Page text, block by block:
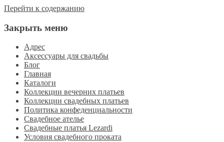
Перейти к содержанию
Закрыть меню
Адрес
Аксессуары для свадьбы
Блог
Главная
Каталоги
Коллекции вечерних платьев
Коллекции свадебных платьев
Политика конфеденциальности
Свадебное ателье
Свадебные платья Lezardi
Условия свадебного проката